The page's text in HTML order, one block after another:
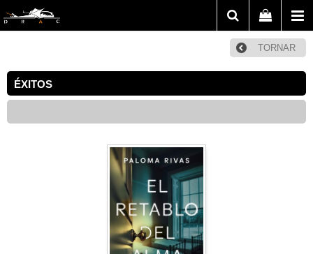
TORNAR
ÉXITOS